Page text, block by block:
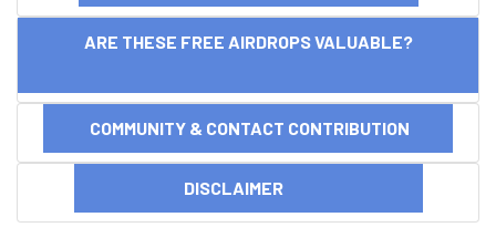
ARE THESE FREE AIRDROPS VALUABLE?
COMMUNITY & CONTACT CONTRIBUTION
DISCLAIMER